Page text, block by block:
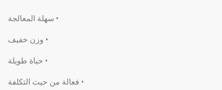
• سهلة المعالجة
• وزن خفيف
• حياة طويلة
• فعالة من حيث التكلفة